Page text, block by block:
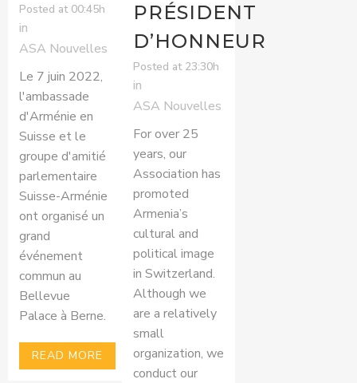
Posted at 00:45h
in
ASA Nouvelles
Le 7 juin 2022,
l'ambassade
d'Arménie en
Suisse et le
groupe d'amitié
parlementaire
Suisse-Arménie
ont organisé un
grand
événement
commun au
Bellevue
Palace à Berne.
READ MORE
PRÉSIDENT
D’HONNEUR
Posted at 23:30h
in
ASA Nouvelles
For over 25
years, our
Association has
promoted
Armenia’s
cultural and
political image
in Switzerland.
Although we
are a relatively
small
organization, we
conduct our